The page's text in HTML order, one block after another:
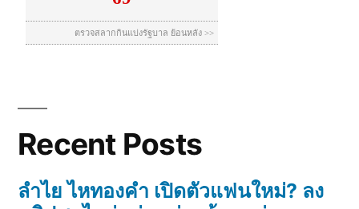
Recent Posts
ลำไย ไหทองคำ เปิดตัวแฟนใหม่? ลง